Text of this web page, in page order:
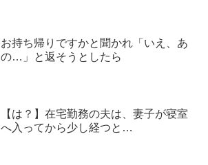
お持ち帰りですかと聞かれ「いえ、あ
の…」と返そうとしたら
【は？】在宅勤務の夫は、妻子が寝室
へ入ってから少し経つと…